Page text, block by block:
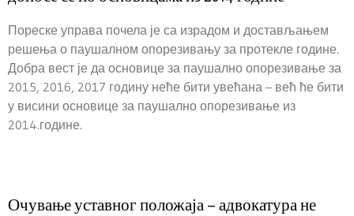
Пореске управа почела је са израдом и достављањем
решења о паушалном опорезивању за протекле године.
Добра вест је да основице за паушално опорезивање за
2015, 2016, 2017 годину неће бити увећана – већ ће бити
у висини основице за паушално опорезивање из
2014.године.
Очување уставног положаја – адвокатура не